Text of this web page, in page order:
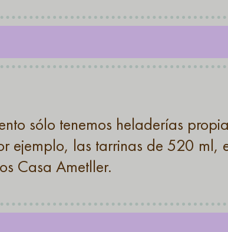
sólo tenemos heladerías
ejemplo, las tarrinas de 520 ml,
Casa Ametller.